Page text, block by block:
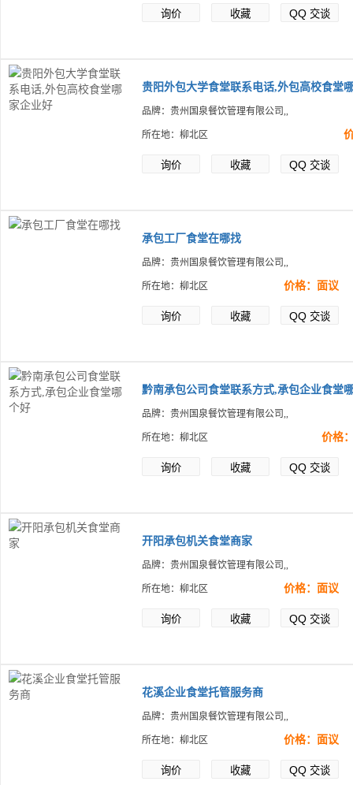
询价 收藏 QQ 交谈
贵阳外包大学食堂联系电话,外包高校食堂
品牌：贵州国泉餐饮管理有限公司,,
所在地：柳北区
询价 收藏 QQ 交谈
承包工厂食堂在哪找
品牌：贵州国泉餐饮管理有限公司,,
所在地：柳北区 价格：面议
询价 收藏 QQ 交谈
黔南承包公司食堂联系方式,承包企业食堂
品牌：贵州国泉餐饮管理有限公司,,
所在地：柳北区 价格
询价 收藏 QQ 交谈
开阳承包机关食堂商家
品牌：贵州国泉餐饮管理有限公司,,
所在地：柳北区 价格：面议
询价 收藏 QQ 交谈
花溪企业食堂托管服务商
品牌：贵州国泉餐饮管理有限公司,,
所在地：柳北区 价格：面议
询价 收藏 QQ 交谈